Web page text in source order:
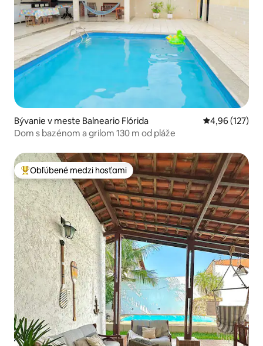
Bývanie v meste Balneario Flórida Priemerné
4,96 (127)
Dom s bazénom a grilom 130 m od pláže
Najobľúbenejšie medzi hosťami
Obľúbené medzi hosťami